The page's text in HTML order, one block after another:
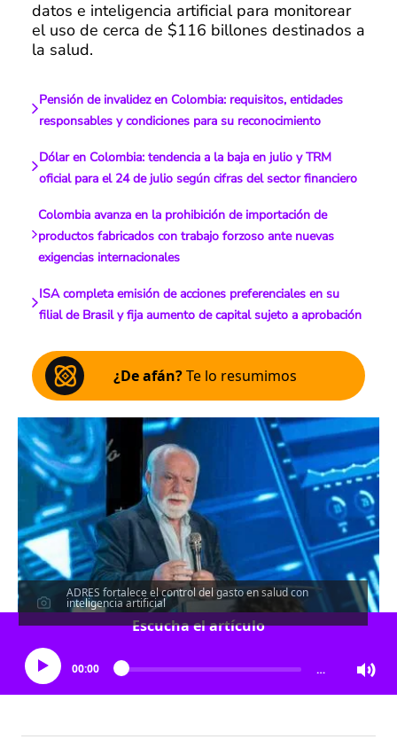
datos e inteligencia artificial para monitorear
el uso de cerca de $116 billones destinados a
la salud.
Pensión de invalidez en Colombia: requisitos, entidades
responsables y condiciones para su reconocimiento
Dólar en Colombia: tendencia a la baja en julio y TRM
oficial para el 24 de julio según cifras del sector financiero
Colombia avanza en la prohibición de importación de
productos fabricados con trabajo forzoso ante nuevas
exigencias internacionales
ISA completa emisión de acciones preferenciales en su
filial de Brasil y fija aumento de capital sujeto a aprobación
¿De afán?Te lo resumimos
ADRES fortalece el control del gasto en salud con
inteligencia artificial
Escucha el artículo
00:00 …